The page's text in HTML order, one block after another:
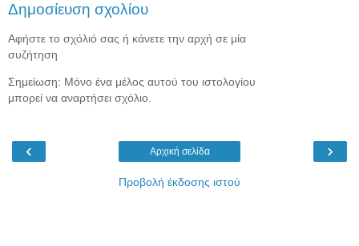
Δημοσίευση σχολίου
Αφήστε το σχόλιό σας ή κάνετε την αρχή σε μία
συζήτηση
Σημείωση: Μόνο ένα μέλος αυτού του ιστολογίου
μπορεί να αναρτήσει σχόλιο.
‹ ›
Αρχική σελίδα
Προβολή έκδοσης ιστού